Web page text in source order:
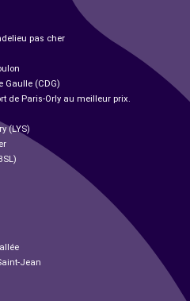
pas cher
Gaulle (CDG)
de Paris-Orly au meilleur prix.
(LYS)
Jean